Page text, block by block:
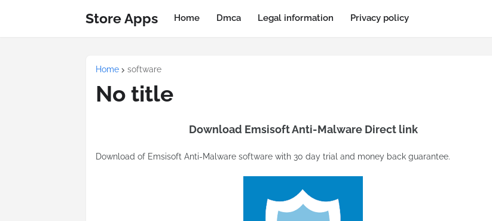
Store Apps Home Dmca Legal information Privacy policy
Home software
No title
Download Emsisoft Anti-Malware Direct link
Download of Emsisoft Anti-Malware software with 30 day trial and money back guarantee.